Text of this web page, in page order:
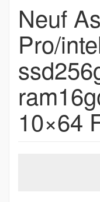
Neuf
Pro/
10×64